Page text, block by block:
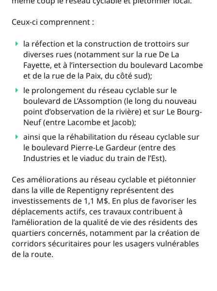
Ceux-ci comprennent :
la réfection et la construction de trottoirs sur
diverses rues (notamment sur la rue De La
Fayette, et à l’intersection du boulevard Lacombe
et de la rue de la Paix, du côté sud);
le prolongement du réseau cyclable sur le
boulevard de L’Assomption (le long du nouveau
point d’observation de la rivière) et sur Le Bourg-
Neuf (entre Lacombe et Jacob);
ainsi que la réhabilitation du réseau cyclable sur
le boulevard Pierre-Le Gardeur (entre des
Industries et le viaduc du train de l’Est).
Ces améliorations au réseau cyclable et piétonnier
dans la ville de Repentigny représentent des
investissements de 1,1 M$. En plus de favoriser les
déplacements actifs, ces travaux contribuent à
l’amélioration de la qualité de vie des résidents des
quartiers concernés, notamment par la création de
corridors sécuritaires pour les usagers vulnérables
de la route.